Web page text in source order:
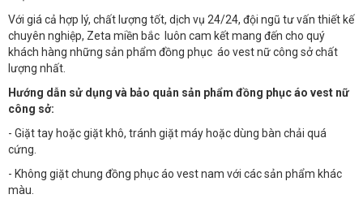
Với giá cả hợp lý, chất lượng tốt, dịch vụ 24/24, đội ngũ tư vấn thiết kế
chuyên nghiệp, Zeta miền bắc luôn cam kết mang đến cho quý
khách hàng những sản phẩm đồng phục áo vest nữ công sở chất
lượng nhất.
Hướng dẫn sử dụng và bảo quản sản phẩm đồng phục áo vest nữ
công sở:
- Giặt tay hoặc giặt khô, tránh giặt máy hoặc dùng bàn chải quá
cứng.
- Không giặt chung đồng phục áo vest nam với các sản phẩm khác
màu.